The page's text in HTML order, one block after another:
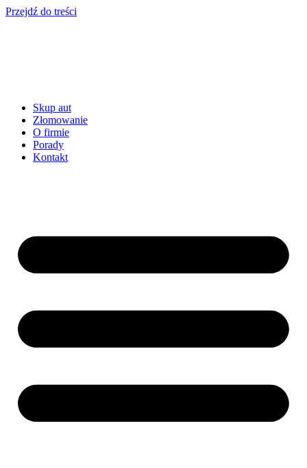
Przejdź do treści
Skup aut
Złomowanie
O firmie
Porady
Kontakt